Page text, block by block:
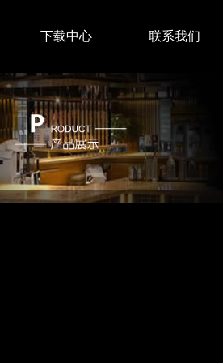
下载中心 联系我们